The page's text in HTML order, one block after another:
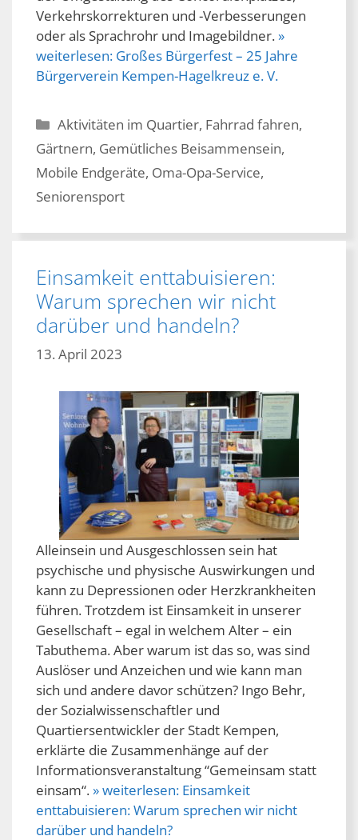
Verkehrskorrekturen und -Verbesserungen
oder als Sprachrohr und Imagebildner.»
weiterlesen: Großes Bürgerfest – 25 Jahre
Bürgerverein Kempen-Hagelkreuz e. V.
Kategorien
Aktivitäten im Quartier, Fahrrad fahren,
Gärtnern, Gemütliches Beisammensein,
Mobile Endgeräte, Oma-Opa-Service,
Seniorensport
Einsamkeit enttabuisieren:
Warum sprechen wir nicht
darüber und handeln?
13. April 2023
Alleinsein und Ausgeschlossen sein hat
psychische und physische Auswirkungen und
kann zu Depressionen oder Herzkrankheiten
führen. Trotzdem ist Einsamkeit in unserer
Gesellschaft – egal in welchem Alter – ein
Tabuthema. Aber warum ist das so, was sind
Auslöser und Anzeichen und wie kann man
sich und andere davor schützen? Ingo Behr,
der Sozialwissenschaftler und
Quartiersentwickler der Stadt Kempen,
erklärte die Zusammenhänge auf der
Informationsveranstaltung “Gemeinsam statt
einsam“.» weiterlesen: Einsamkeit
enttabuisieren: Warum sprechen wir nicht
darüber und handeln?